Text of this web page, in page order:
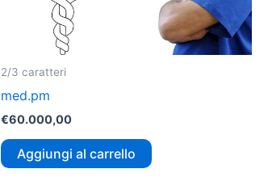
2/3 caratteri
med.pm
€60.000,00
Aggiungi al carrello